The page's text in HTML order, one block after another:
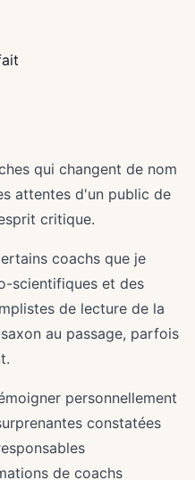
qui changent de nom
attentes d'un public de
critique.
coachs que je
scientifiques et des
de lecture de la
au passage, parfois
personnellement
constatées
de coachs